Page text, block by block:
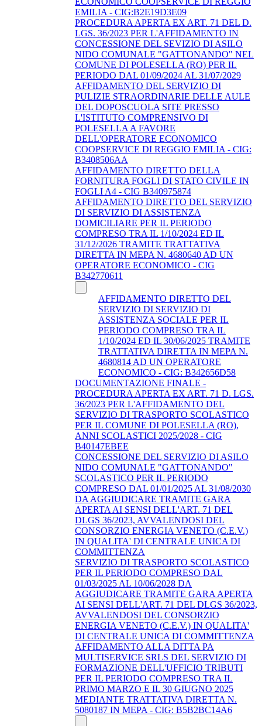
EMILIA - CIG:B2E19D3E09
PROCEDURA APERTA EX ART. 71 DEL D.
LGS. 36/2023 PER L'AFFIDAMENTO IN
CONCESSIONE DEL SEVIZIO DI ASILO
NIDO COMUNALE "GATTONANDO" NEL
COMUNE DI POLESELLA (RO) PER IL
PERIODO DAL 01/09/2024 AL 31/07/2029
AFFIDAMENTO DEL SERVIZIO DI
PULIZIE STRAORDINARIE DELLE AULE
DEL DOPOSCUOLA SITE PRESSO
L'ISTITUTO COMPRENSIVO DI
POLESELLA A FAVORE
DELL'OPERATORE ECONOMICO
COOPSERVICE DI REGGIO EMILIA - CIG:
B3408506AA
AFFIDAMENTO DIRETTO DELLA
FORNITURA FOGLI DI STATO CIVILE IN
FOGLI A4 - CIG B340975874
AFFIDAMENTO DIRETTO DEL SERVIZIO
DI SERVIZIO DI ASSISTENZA
DOMICILIARE PER IL PERIODO
COMPRESO TRA IL 1/10/2024 ED IL
31/12/2026 TRAMITE TRATTATIVA
DIRETTA IN MEPA N. 4680640 AD UN
OPERATORE ECONOMICO - CIG
B342770611
AFFIDAMENTO DIRETTO DEL
SERVIZIO DI SERVIZIO DI
ASSISTENZA SOCIALE PER IL
PERIODO COMPRESO TRA IL
1/10/2024 ED IL 30/06/2025 TRAMITE
TRATTATIVA DIRETTA IN MEPA N.
4680814 AD UN OPERATORE
ECONOMICO - CIG: B342656D58
DOCUMENTAZIONE FINALE -
PROCEDURA APERTA EX ART. 71 D. LGS.
36/2023 PER L'AFFIDAMENTO DEL
SERVIZIO DI TRASPORTO SCOLASTICO
PER IL COMUNE DI POLESELLA (RO),
ANNI SCOLASTICI 2025/2028 - CIG
B40147EBEE
CONCESSIONE DEL SERVIZIO DI ASILO
NIDO COMUNALE "GATTONANDO"
SCOLASTICO PER IL PERIODO
COMPRESO DAL 01/01/2025 AL 31/08/2030
DA AGGIUDICARE TRAMITE GARA
APERTA AI SENSI DELL'ART. 71 DEL
DLGS 36/2023, AVVALENDOSI DEL
CONSORZIO ENERGIA VENETO (C.E.V.)
IN QUALITA' DI CENTRALE UNICA DI
COMMITTENZA
SERVIZIO DI TRASPORTO SCOLASTICO
PER IL PERIODO COMPRESO DAL
01/03/2025 AL 10/06/2028 DA
AGGIUDICARE TRAMITE GARA APERTA
AI SENSI DELL'ART. 71 DEL DLGS 36/2023,
AVVALENDOSI DEL CONSORZIO
ENERGIA VENETO (C.E.V.) IN QUALITA'
DI CENTRALE UNICA DI COMMITTENZA
AFFIDAMENTO ALLA DITTA PA
MULTISERVICE SRLS DEL SERVIZIO DI
FORMAZIONE DELL'UFFICIO TRIBUTI
PER IL PERIODO COMPRESO TRA IL
PRIMO MARZO E IL 30 GIUGNO 2025
MEDIANTE TRATTATIVA DIRETTA N.
5080187 IN MEPA - CIG: B5B2BC14A6